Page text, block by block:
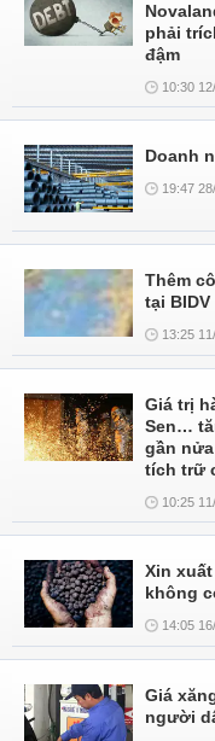
phải
đậm
10:30
Doanh
19:47
Thêm
tại BIDV
13:25
Giá trị
Sen…
gần
tích trữ
10:25
Xin
không
14:05
Giá
người